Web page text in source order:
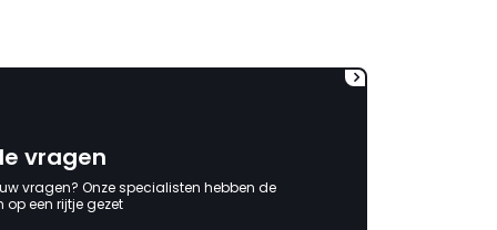
vragen
vragen? Onze specialisten hebben de
een rijtje gezet